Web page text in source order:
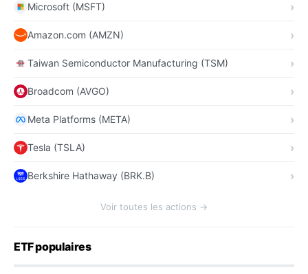
Microsoft (MSFT)
Amazon.com (AMZN)
Taiwan Semiconductor Manufacturing (TSM)
Broadcom (AVGO)
Meta Platforms (META)
Tesla (TSLA)
Berkshire Hathaway (BRK.B)
Voir toutes les actions →
ETF populaires